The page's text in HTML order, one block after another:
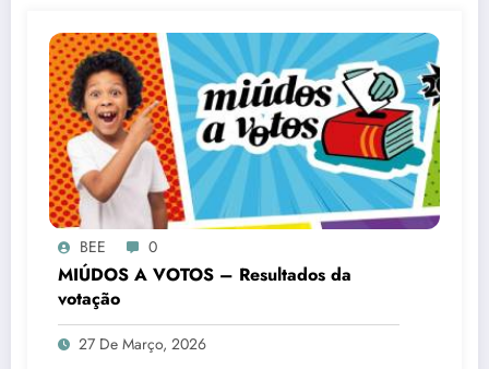
BEE 0
MIÚDOS A VOTOS – Resultados da
votação
27 De Março, 2026